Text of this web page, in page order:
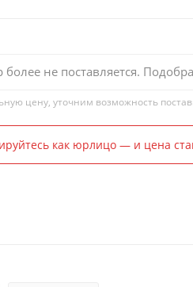
более не поставляется.
цену, уточним возможность
как юрлицо — и цена